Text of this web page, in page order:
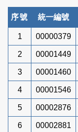
序號 統一編號
1 00000379
2 00001449
3 00001460
4 00001546
5 00002876
6 00002881